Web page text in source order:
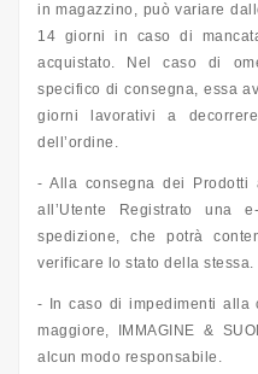
in magazzino, può variare
14 giorni in caso di
acquistato. Nel caso di
specifico di consegna, essa
giorni lavorativi a
dell’ordine.
- Alla consegna dei Prodotti
all’Utente Registrato una
spedizione, che potrà
verificare lo stato della stessa.
- In caso di impedimenti alla
maggiore, IMMAGINE &
alcun modo responsabile.